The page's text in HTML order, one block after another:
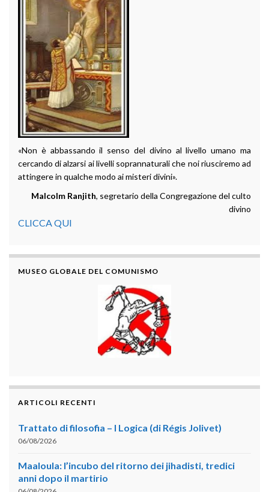
«Non è abbassando il senso del divino al livello umano ma
cercando di alzarsi ai livelli soprannaturali che noi riusciremo ad
attingere in qualche modo ai misteri divini».
Malcolm Ranjith, segretario della Congregazione del culto
divino
CLICCA QUI
MUSEO GLOBALE DEL COMUNISMO
ARTICOLI RECENTI
Trattato di filosofia – I Logica (di Régis Jolivet)
06/08/2026
Maaloula: l’incubo del ritorno dei jihadisti, tredici
anni dopo il martirio